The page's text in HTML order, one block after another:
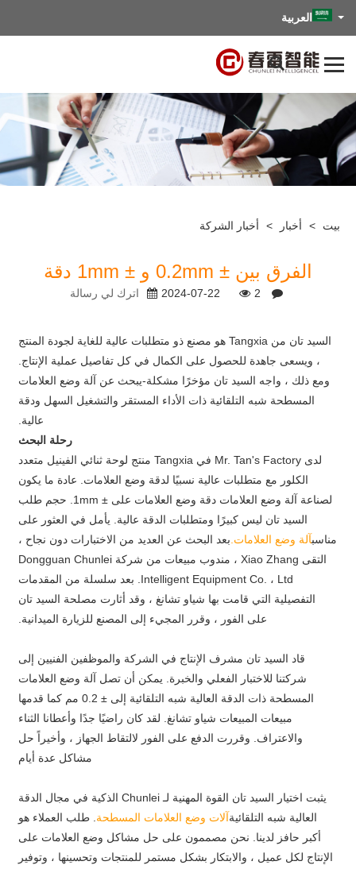
العربية
بيت > أخبار > أخبار الشركة
الفرق بين ± 0.2mm و ± 1mm ​​دقة
2024-07-22 2 اترك لي رسالة
السيد تان من Tangxia هو مصنع ذو متطلبات عالية للغاية لجودة المنتج
، ويسعى جاهدة للحصول على الكمال في كل تفاصيل عملية الإنتاج.
ومع ذلك ، واجه السيد تان مؤخرًا مشكلة-يبحث عن آلة وضع العلامات
المسطحة شبه التلقائية ذات الأداء المستقر والتشغيل السهل ودقة
عالية.
رحلة البحث
لدى Mr. Tan's Factory في Tangxia منتج لوحة ثنائي الفينيل متعدد
الكلور مع متطلبات عالية نسبيًا لدقة وضع العلامات. عادة ما يكون
لصناعة آلة وضع العلامات دقة وضع العلامات على ± 1mm. حجم طلب
السيد تان ليس كبيرًا ومتطلبات الدقة عالية. يأمل في العثور على
مناسبآلة وضع العلامات. بعد البحث عن العديد من الاختبارات دون نجاح ،
التقى Xiao Zhang ، مندوب مبيعات من شركة Dongguan Chunlei
Intelligent Equipment Co. ، Ltd. بعد سلسلة من المقدمات
التفصيلية التي قامت بها شياو تشانغ ، وقد أثارت مصلحة السيد تان
على الفور ، وقرر المجيء إلى المصنع للزيارة الميدانية.
قاد السيد تان مشرف الإنتاج في الشركة والموظفين الفنيين إلى
شركتنا للاختبار الفعلي والخبرة. يمكن أن تصل آلة وضع العلامات
المسطحة ذات الدقة العالية شبه التلقائية إلى ± 0.2 مم كما قدمها
مبيعات المبيعات شياو تشانغ. لقد كان راضيًا جدًا وأعطانا الثناء
والاعتراف. وقررت الدفع على الفور لالتقاط الجهاز ، وأخيراً حل
مشاكل عدة أيام
يثبت اختيار السيد تان القوة المهنية لـ Chunlei الذكية في مجال الدقة
العالية شبه التلقائيةآلات وضع العلامات المسطحة . طلب العملاء هو
أكبر حافز لدينا. نحن مصممون على حل مشاكل وضع العلامات على
الإنتاج لكل عميل ، والابتكار بشكل مستمر للمنتجات وتحسينها ، وتوفير